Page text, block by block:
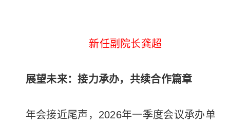
新任副院长龚超
展望未来：接力承办，共续合作篇章
年会接近尾声，2026年一季度会议承办单